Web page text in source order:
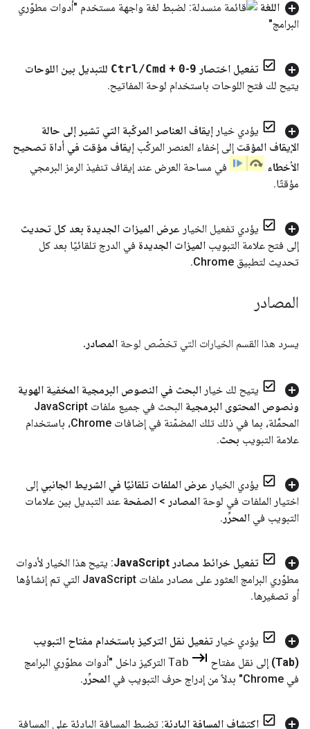
اللغة
: لضبط لغة واجهة مستخدم "أدوات مطوّري
البرامج"
تفعيل اختصار Ctrl/Cmd + 0-9
للتبديل بين اللوحات
يتيح لك فتح اللوحات باستخدام لوحة المفاتيح.
يؤدي خيار إيقاف العناصر المركّبة التي تشير إلى حالة
الإيقاف المؤقت إلى إخفاء العنصر المركّب إيقاف مؤقت في أداة تصحيح
الأخطاء
في مساحة العرض عند إيقاف تنفيذ الرمز البرمجي
مؤقتًا.
يؤدي تفعيل الخيار عرض الميزات الجديدة بعد كل تحديث
إلى فتح علامة التبويب الميزات الجديدة في الدرج تلقائيًا بعد كل
تحديث لتطبيق Chrome
.
المصادر
يسرد هذا القسم الخيارات التي تخصّص لوحة المصادر .
يتيح لك خيار البحث في النصوص البرمجية المخفية الهوية
ونصوص المحتوى البرمجية البحث في جميع ملفات Java Script
المحمَّلة، بما في ذلك تلك المضمّنة في إضافات Chrome، باستخدام
علامة التبويب بحث.
يؤدي الخيار عرض الملفات تلقائيًا في الشريط الجانبي إلى
اختيار الملفات في لوحة المصادر > الصفحة عند التبديل بين علامات
التبويب في المحرِّر .
تفعيل خرائط مصادر Java Script
: يتيح هذا الخيار لأدوات
مطوّري البرامج العثور على مصادر ملفات Java
Script التي تم إنشاؤها
أو تصغيرها.
يؤدي خيار تفعيل نقل التركيز باستخدام مفتاح التبويب
(Tab)
إلى نقل مفتاح Tab التركيز داخل "أدوات مطوّري البرامج
في Chrome" بدلاً من إدراج حرف التبويب في
المحرِّر .
اكتشاف المسافة البادئة: تضبط المسافة البادئة على المسافة